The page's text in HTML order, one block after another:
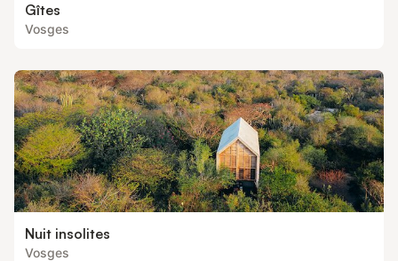
Gîtes
Vosges
Nuit insolites
Vosges